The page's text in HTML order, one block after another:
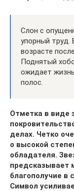
Слон с
упорный труд.
возрасте
Поднятый
ожидает
полос.
Отметка в виде
делах. Четко
о высокой
обладателя.
предсказывает
благополучие в
Символ